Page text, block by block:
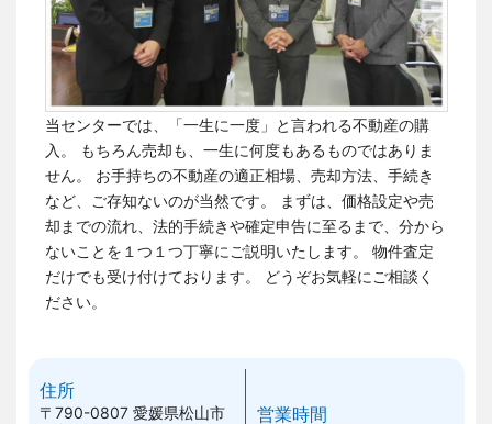
当センターでは、「一生に一度」と言われる不動産の購
入。 もちろん売却も、一生に何度もあるものではありま
せん。
お手持ちの不動産の適正相場、売却方法、手続き
など、ご存知ないのが当然です。
まずは、価格設定や売
却までの流れ、法的手続きや確定申告に至るまで、分から
ないことを１つ１つ丁寧にご説明いたします。 物件査定
だけでも受け付けております。
どうぞお気軽にご相談く
ださい。
住所
〒790-0807愛媛県松山市
営業時間